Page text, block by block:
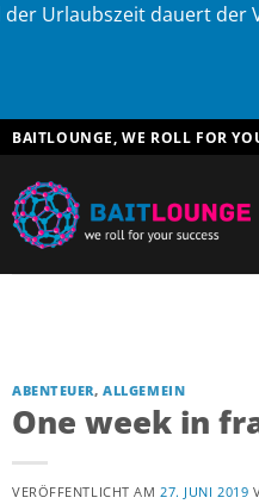
Urlaubszeit dauert der
BAITLOUNGE, WE ROLL FOR
ABENTEUER,ALLGEMEIN
One week in
VERÖFFENTLICHT AM27. JUNI 2019